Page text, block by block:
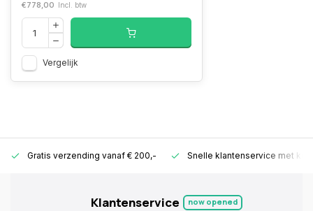
€778,00 Incl. btw
Vergelijk
Gratis verzending vanaf € 200,- Snelle klantenservice met
Klantenservice now opened